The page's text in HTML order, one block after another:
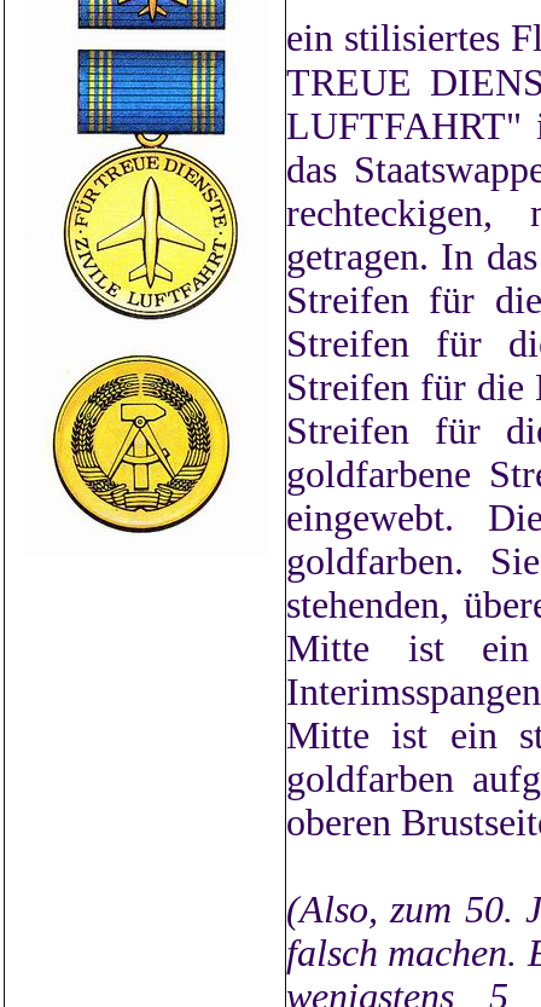
ein stilisiertes
TREUE
LUFTFAHRT"
das
rechteckigen,
getragen. In
Streifen für
Streifen für
Streifen für die
Streifen für
goldfarbene
eingewebt.
goldfarben.
stehenden,
Mitte ist ein
Mitte ist ein
goldfarben
oberen
(Also, zum 50.
falsch machen.
wenigstens 5